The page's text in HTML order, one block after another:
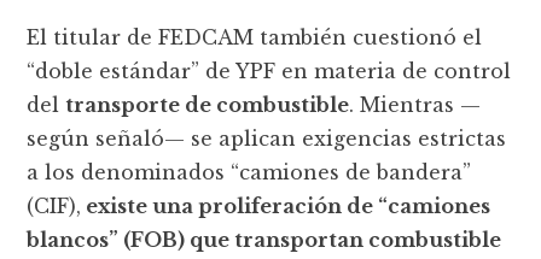
El titular de FEDCAM también cuestionó el
“doble estándar” de YPF en materia de control
deltransporte de combustible. Mientras —
según señaló— se aplican exigencias estrictas
a los denominados “camiones de bandera”
(CIF), existe una proliferación de “camiones
blancos” (FOB) que transportan combustible